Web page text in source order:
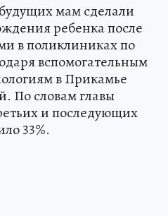
будущих мам сделали
ребенка после
в поликлиниках по
вспомогательным
в Прикамье
По словам главы
и последующих
33%.